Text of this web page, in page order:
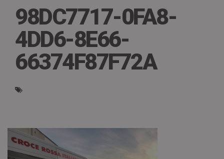
98DC7717-0FA8-
4DD6-8E66-
66374F87F72A